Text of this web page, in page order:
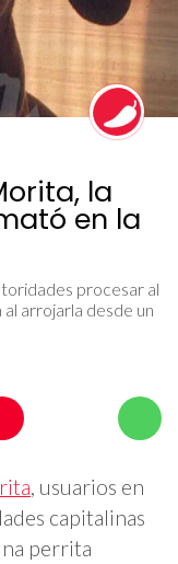
la
en la
procesar al
arrojarla desde un
, usuarios en
capitalinas
perrita